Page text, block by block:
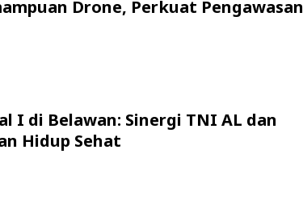
Drone, Perkuat Pengawasan
I di Belawan: Sinergi TNI AL dan
Hidup Sehat